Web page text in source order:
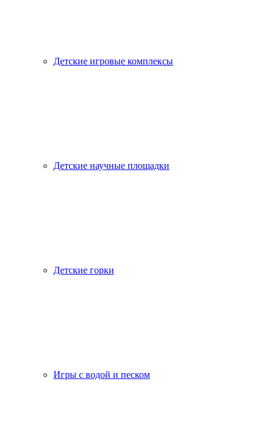
Детские игровые комплексы
Детские научные площадки
Детские горки
Игры с водой и песком